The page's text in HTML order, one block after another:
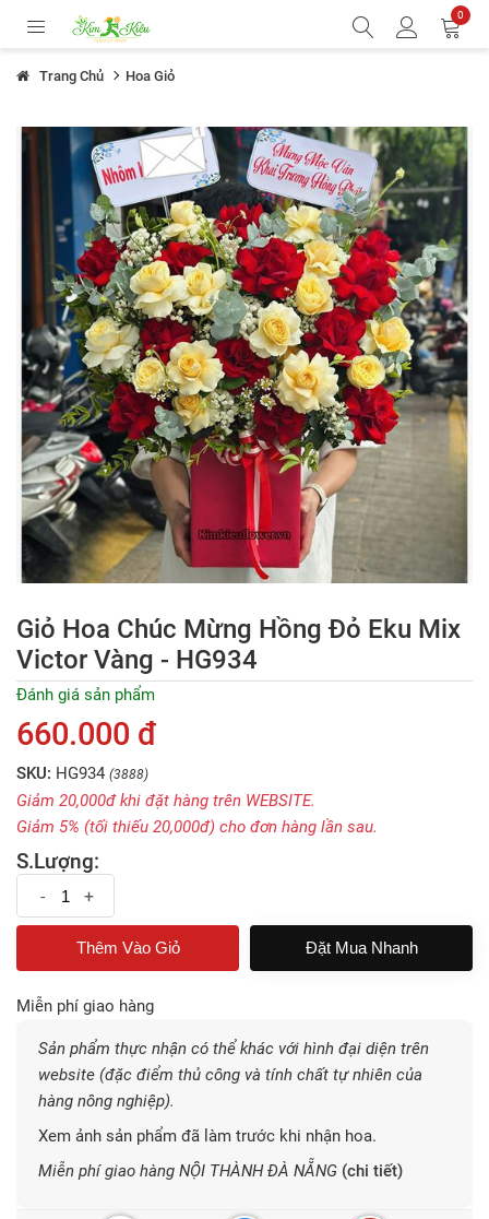
0
Trang Chủ Hoa Giỏ
Giỏ Hoa Chúc Mừng Hồng Đỏ Eku Mix
Victor Vàng - HG934
Đánh giá sản phẩm
660.000 đ
SKU: HG934 (3888)
Giảm 20,000đ khi đặt hàng trên WEBSITE.
Giảm 5% (tối thiếu 20,000đ) cho đơn hàng lần sau.
S.Lượng:
- +
Đặt Mua Nhanh
Miễn phí giao hàng
Sản phẩm thực nhận có thể khác với hình đại diện trên
website (đặc điểm thủ công và tính chất tự nhiên của
hàng nông nghiệp).
Xem ảnh sản phẩm đã làm trước khi nhận hoa.
Miễn phí giao hàng NỘI THÀNH ĐÀ NẴNG (chi tiết)